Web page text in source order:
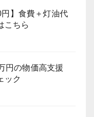
円】食費＋灯油代
こちら
円の物価高支援
ック